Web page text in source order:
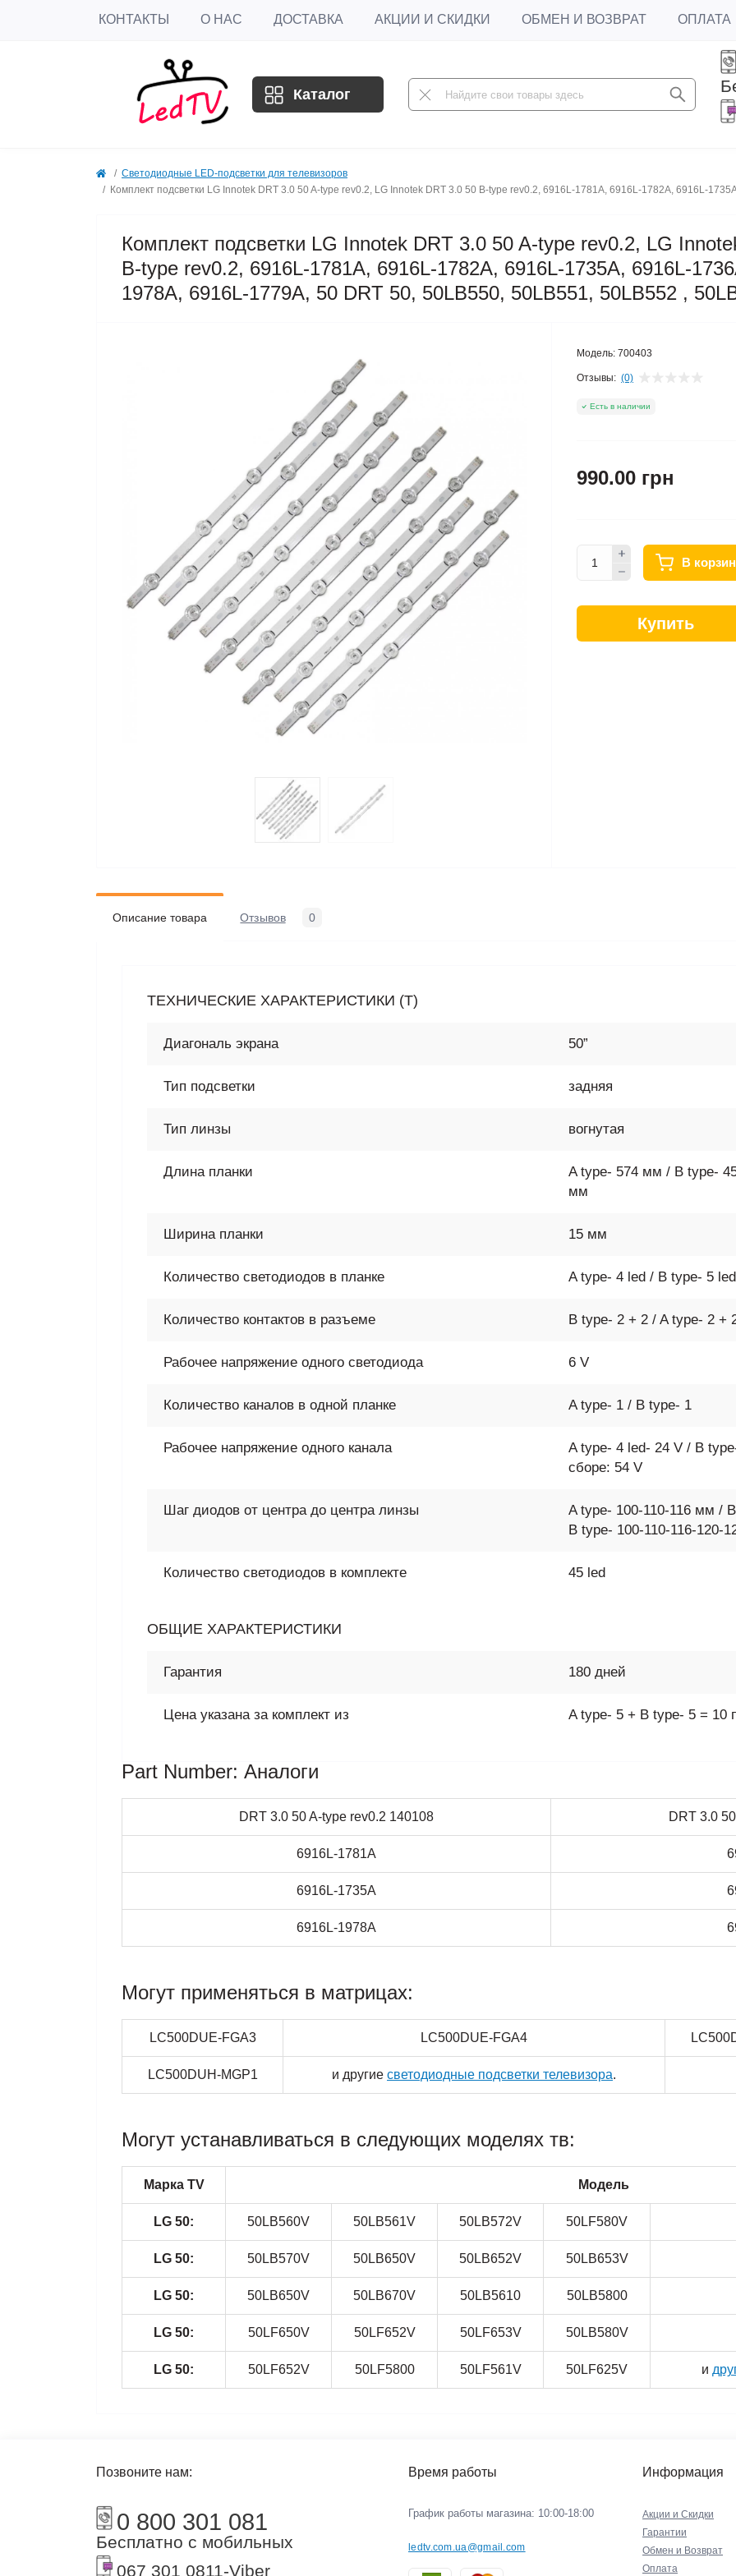
КОНТАКТЫ О НАС ДОСТАВКА АКЦИИ И СКИДКИ ОБМЕН И ВОЗВРАТ ОПЛАТА
Каталог
Светодиодные LED-подсветки для телевизоров
Комплект подсветки LG Innotek DRT 3.0 50 A-type rev0.2, LG Innotek DRT 3.0 50 B-type rev0.2, 6916L-1781A, 6916L-1782A, 6916L-
Комплект подсветки LG Innotek DRT 3.0 50 A-type rev0.2, LG
B-type rev0.2, 6916L-1781A, 6916L-1782A, 6916L-1735A, 6916L-
1978A, 6916L-1779A, 50 DRT 50, 50LB550, 50LB551, 50LB552 ,
Модель: 700403
Отзывы: (0)
Есть в наличии
990.00 грн
В
Купить
Описание товара Отзывов 0
ТЕХНИЧЕСКИЕ ХАРАКТЕРИСТИКИ (T)
Диагональ экрана 50”
Тип подсветки задняя
Тип линзы вогнутая
Длина планки
A type- 574 мм / B type-
мм
Ширина планки 15 мм
Количество светодиодов в планке A type- 4 led / B type- 5
Количество контактов в разъеме B type- 2 + 2 / A type- 2 +
Рабочее напряжение одного светодиода 6 V
Количество каналов в одной планке A type- 1 / B type- 1
Рабочее напряжение одного канала
A type- 4 led- 24 V / B
сборе: 54 V
Шаг диодов от центра до центра линзы
A type- 100-110-116 мм /
B type- 100-110-116-120-
Количество светодиодов в комплекте 45 led
ОБЩИЕ ХАРАКТЕРИСТИКИ
Гарантия 180 дней
Цена указана за комплект из A type- 5 + B type- 5 = 10
Part Number: Аналоги
DRT 3.0 50 A-type rev0.2 140108 DRT 3.0
6916L-1781A
6916L-1735A
6916L-1978A
Могут применяться в матрицах:
LC500DUE-FGA3 LC500DUE-FGA4
LC500DUH-MGP1 и другие светодиодные подсветки телевизора.
Могут устанавливаться в следующих моделях тв:
Марка TV Модель
LG 50: 50LB560V 50LB561V 50LB572V 50LF580V
LG 50: 50LB570V 50LB650V 50LB652V 50LB653V
LG 50: 50LB650V 50LB670V 50LB5610 50LB5800
LG 50: 50LF650V 50LF652V 50LF653V 50LB580V
LG 50: 50LF652V 50LF5800 50LF561V 50LF625V и
Позвоните нам:
0 800 301 081
Бесплатно с мобильных
067 301 0811-Viber
Время работы
График работы магазина: 10:00-18:00
ledtv.com.ua@gmail.com
Информация
Акции и Скидки
Гарантии
Обмен и Возврат
Оплата